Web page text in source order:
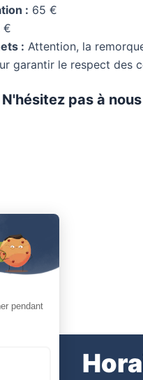
: 65 €
€
: Attention, la
garantir le respect des
N'hésitez pas à